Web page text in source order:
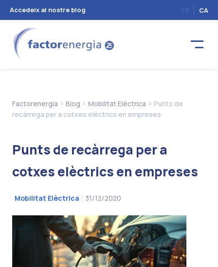
Accedeix al nostre blog ES CA
Factorenergia > Blog > Mobilitat Elèctrica > Punts de
recàrrega per a cotxes elèctrics en empreses
Punts de recàrrega per a
cotxes elèctrics en empreses
Mobilitat Elèctrica 31/12/2020